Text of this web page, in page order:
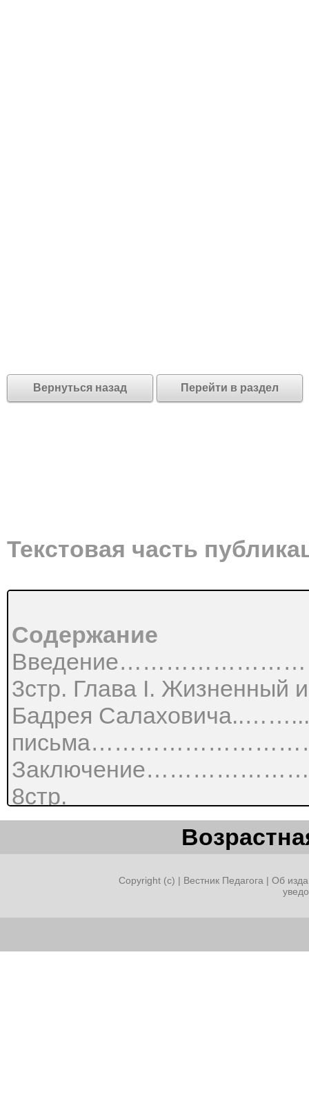
Вернуться назад Перейти в раздел
Текстовая часть
Содержание
3стр. Глава І. Жизненный
Бадрея
8стр.
Дорогая моя, на
Copyright (c) | Вестник Педагога | Об